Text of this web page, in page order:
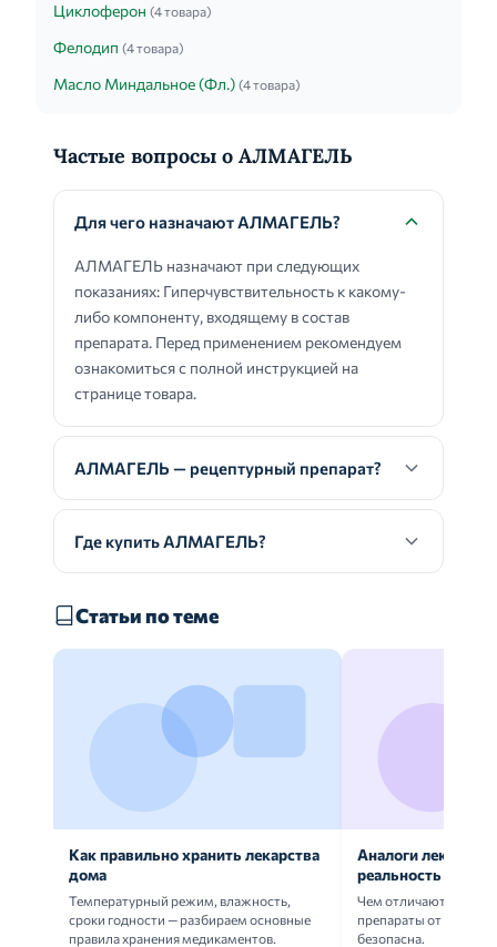
Циклоферон (4 товара)
Фелодип (4 товара)
Масло Миндальное (Фл.) (4 товара)
Частые вопросы о АЛМАГЕЛЬ
Для чего назначают АЛМАГЕЛЬ?
АЛМАГЕЛЬ назначают при следующих
показаниях: Гиперчувствительность к какому-
либо компоненту, входящему в состав
препарата. Перед применением рекомендуем
ознакомиться с полной инструкцией на
странице товара.
АЛМАГЕЛЬ — рецептурный препарат?
Где купить АЛМАГЕЛЬ?
Статьи по теме
Как правильно хранить лекарства
дома
Температурный режим, влажность,
сроки годности — разбираем основные
правила хранения медикаментов.
Аналоги
реальность
Чем отличаются
препараты от
безопасна.